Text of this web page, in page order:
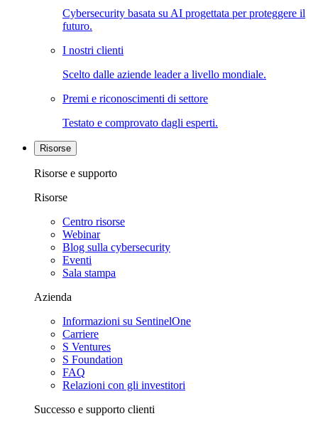
Cybersecurity basata su AI progettata per proteggere il
futuro.
I nostri clienti
Scelto dalle aziende leader a livello mondiale.
Premi e riconoscimenti di settore
Testato e comprovato dagli esperti.
Risorse
Risorse e supporto
Risorse
Centro risorse
Webinar
Blog sulla cybersecurity
Eventi
Sala stampa
Azienda
Informazioni su SentinelOne
Carriere
S Ventures
S Foundation
FAQ
Relazioni con gli investitori
Successo e supporto clienti